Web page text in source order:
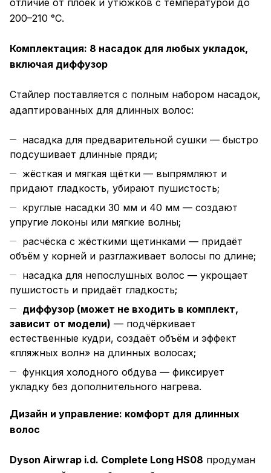
отличие от плоек и утюжков с температурой до
200–210 °C.
Комплектация: 8 насадок для любых укладок,
включая диффузор
Стайлер поставляется с полным набором насадок,
адаптированных для длинных волос:
насадка для предварительной сушки — быстро
подсушивает длинные пряди;
жёсткая и мягкая щётки — выпрямляют и
придают гладкость, убирают пушистость;
круглые насадки 30 мм и 40 мм — создают
упругие локоны или мягкие волны;
расчёска с жёсткими щетинками — придаёт
объём у корней и разглаживает волосы по длине;
насадка для непослушных волос — укрощает
пушистость и придаёт гладкость;
диффузор (может не входить в комплект,
зависит от модели) — подчёркивает
естественные кудри, создаёт объём и эффект
«пляжных волн» на длинных волосах;
функция холодного обдува — фиксирует
укладку без дополнительного нагрева.
Дизайн и управление: комфорт для длинных
волос
Dyson Airwrap i.d. Complete Long HS08 продуман